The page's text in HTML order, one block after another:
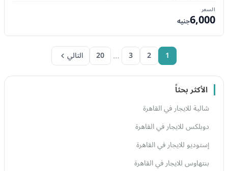
السعر
6,000جنيه
1
2
3
…
20 التالي
الأكثر بحثاً
شالية للايجار في القاهرة
دوبلكس للايجار في القاهرة
إستوديو للايجار في القاهرة
بنتهاوس للايجار في القاهرة